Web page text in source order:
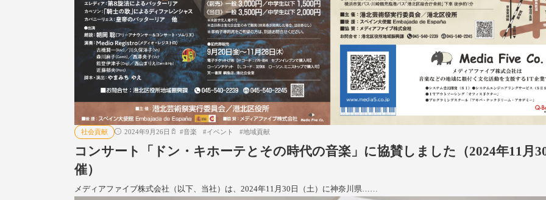
社会貢献 2024年9月26日 #音楽 #イベント #地域貢献
コンサート「ドン・キホーテとその時代の音楽」に協賛しました（2024年11月
催）
メディアファイブ株式会社（以下、当社）は、2024年11月30日（土）に神奈川県……